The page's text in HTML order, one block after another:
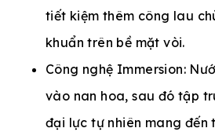
tiết kiệm thêm công lau
khuẩn trên bề mặt vòi.
Công nghệ Immersion:
vào nan hoa, sau đó tập
đại lực tự nhiên mang đến